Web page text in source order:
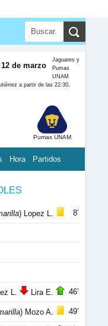
de marzo
Jaguares y
Pumas
UNAM
a partir de las 22:30,
Pumas UNAM
Hora Partidos
) Lopez L. 8’
L. Lira E. 46’
) Mozo A. 49’